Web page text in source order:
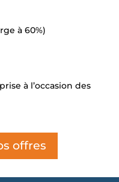
à 60%)
à l’occasion des
offres